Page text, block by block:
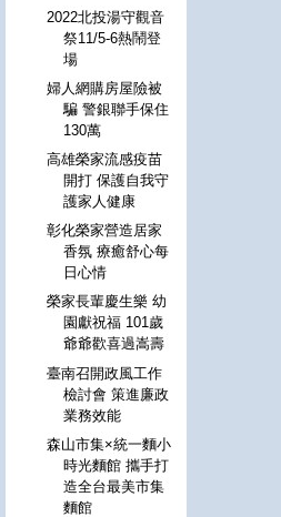
2022北投湯守觀音
祭11/5-6熱鬧登
場
婦人網購房屋險被
騙 警銀聯手保住
130萬
高雄榮家流感疫苗
開打 保護自我守
護家人健康
彰化榮家營造居家
香氛 療癒舒心每
日心情
榮家長輩慶生樂 幼
園獻祝福 101歲
爺爺歡喜過嵩壽
臺南召開政風工作
檢討會 策進廉政
業務效能
森山市集×統一麵小
時光麵館 攜手打
造全台最美市集
麵館